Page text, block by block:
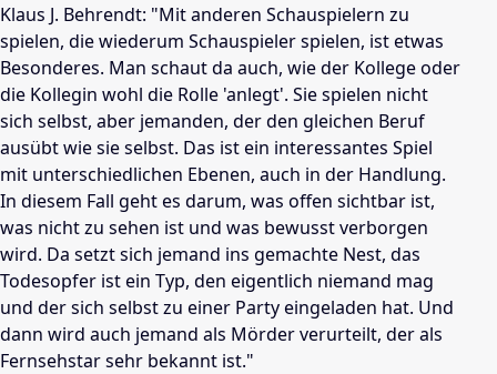
Klaus J. Behrendt: "Mit anderen Schauspielern zu
spielen, die wiederum Schauspieler spielen, ist etwas
Besonderes. Man schaut da auch, wie der Kollege oder
die Kollegin wohl die Rolle 'anlegt'. Sie spielen nicht
sich selbst, aber jemanden, der den gleichen Beruf
ausübt wie sie selbst. Das ist ein interessantes Spiel
mit unterschiedlichen Ebenen, auch in der Handlung.
In diesem Fall geht es darum, was offen sichtbar ist,
was nicht zu sehen ist und was bewusst verborgen
wird. Da setzt sich jemand ins gemachte Nest, das
Todesopfer ist ein Typ, den eigentlich niemand mag
und der sich selbst zu einer Party eingeladen hat. Und
dann wird auch jemand als Mörder verurteilt, der als
Fernsehstar sehr bekannt ist."